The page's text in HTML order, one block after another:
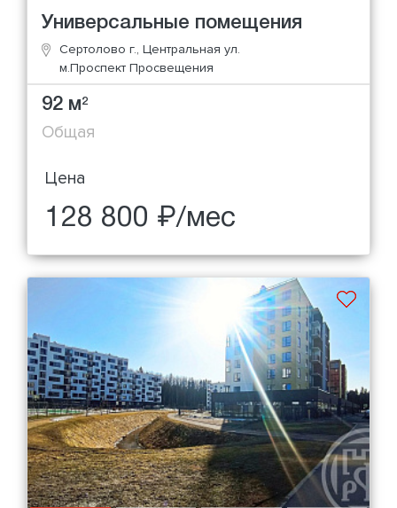
Универсальные помещения
Сертолово г., Центральная ул.
м.Проспект Просвещения
92 м2
Общая
Цена
128 800 ₽/мес